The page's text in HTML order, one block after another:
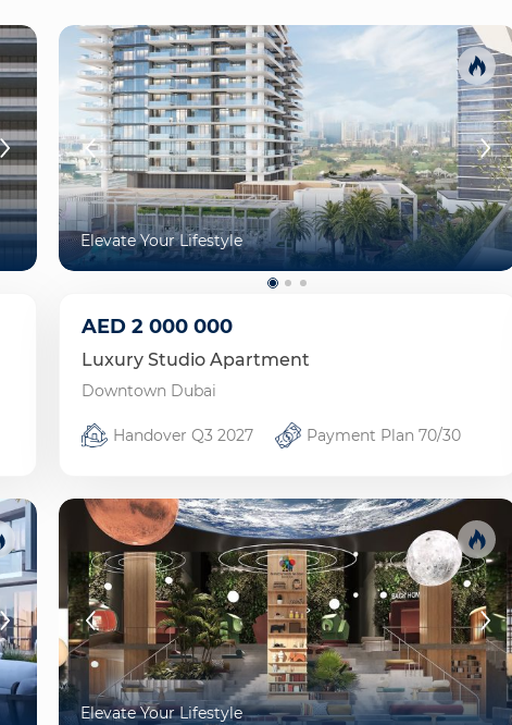
Elevate Your Lifestyle
AED2 000 000
Luxury Studio Apartment
Downtown Dubai
Handover Q3 2027 Payment Plan 70/30
Elevate Your Lifestyle